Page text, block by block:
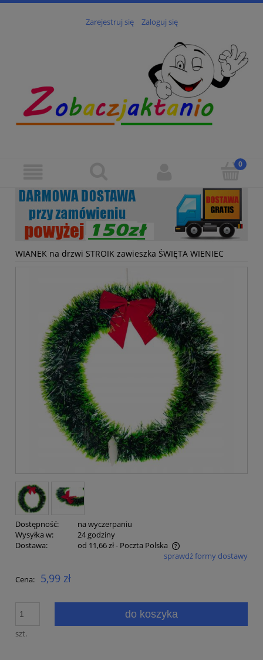
Zarejestruj się Zaloguj się
WIANEK na drzwi STROIK zawieszka ŚWIĘTA WIENIEC
Dostępność:
na wyczerpaniu
Wysyłka w:
24 godziny
Dostawa:
od 11,66 zł- Poczta Polska
Cena nie zawiera ewentualnych kosztów płatnościsprawdź formy dostawy
Cena: 5,99 zł
szt.
do koszyka